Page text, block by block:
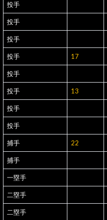
投手
投手
投手
投手 17
投手
投手 13
投手
投手
捕手 22
捕手
一塁手
二塁手
二塁手